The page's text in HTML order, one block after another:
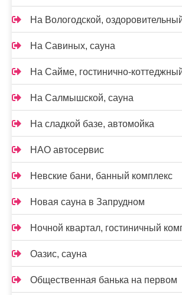
На Вологодской,
На Савиных, сауна
На Сайме, гостинично-
На Салмышской, сауна
На сладкой базе, автомойка
НАО автосервис
Невские бани, банный комплекс
Новая сауна в Запрудном
Ночной квартал, гостиничный
Оазис, сауна
Общественная банька на первом